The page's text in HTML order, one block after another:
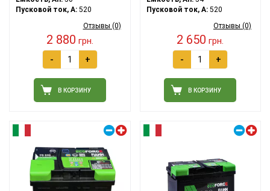
Пусковой ток, A: 520
Отзывы (0)
2 880 грн.
- +
В КОРЗИНУ
Пусковой ток, A:520
Отзывы (0)
2 650 грн.
- +
В КОРЗИНУ